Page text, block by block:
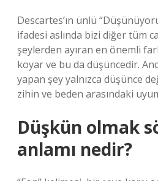
Descartes’ın ünlü
ifadesi aslında bizi diğer tüm
şeylerden ayıran en önemli
koyar ve bu da düşüncedir.
yapan şey yalnızca düşünce
zihin ve beden arasındaki
Düşkün olmak
anlamı nedir?